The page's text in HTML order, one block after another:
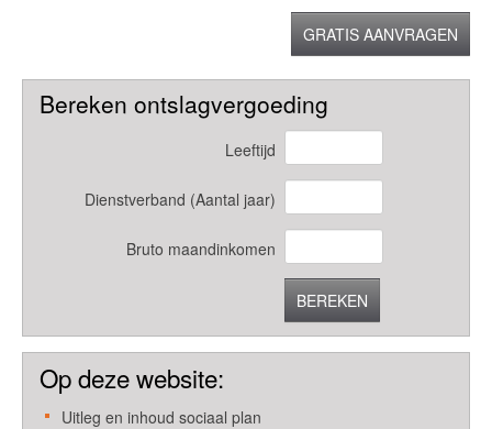
GRATIS AANVRAGEN
Bereken ontslagvergoeding
Leeftijd
Dienstverband (Aantal jaar)
Bruto maandinkomen
BEREKEN
Op deze website:
Uitleg en inhoud sociaal plan